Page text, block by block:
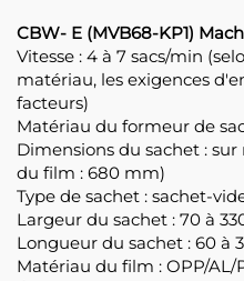
CBW- E (MVB68-KP1)
Vitesse : 4 à 7 sacs/min
matériau, les exigences
facteurs)
Matériau du formeur de
Dimensions du sachet :
du film : 680 mm)
Type de sachet : sachet-
Largeur du sachet : 70 à
Longueur du sachet : 60 à
Matériau du film : OPP/AL/